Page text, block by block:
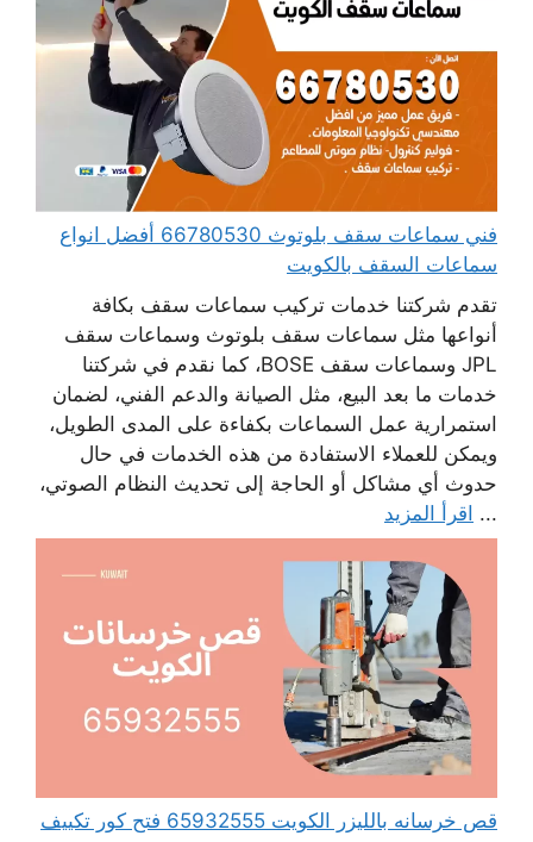
فني سماعات سقف بلوتوث 66780530 أفضل انواع
سماعات السقف بالكويت
تقدم شركتنا خدمات تركيب سماعات سقف بكافة
أنواعها مثل سماعات سقف بلوتوث وسماعات سقف
JPL وسماعات سقف BOSE، كما نقدم في شركتنا
خدمات ما بعد البيع، مثل الصيانة والدعم الفني، لضمان
استمرارية عمل السماعات بكفاءة على المدى الطويل،
ويمكن للعملاء الاستفادة من هذه الخدمات في حال
حدوث أي مشاكل أو الحاجة إلى تحديث النظام الصوتي،
... اقرأ المزيد
قص خرسانه بالليزر الكويت 65932555 فتح كور تكييف